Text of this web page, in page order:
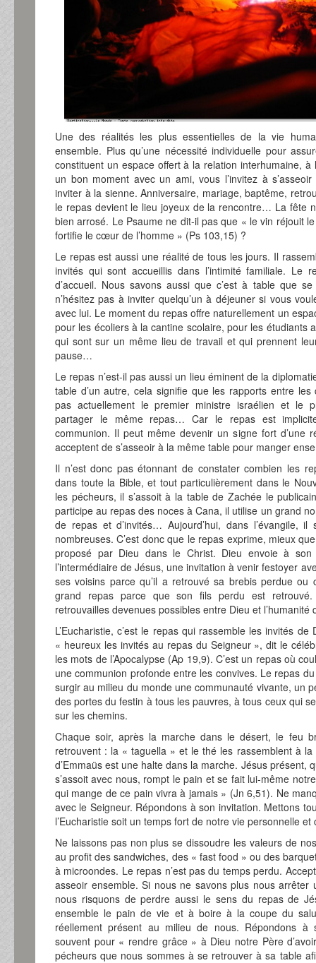
Une des réalités les plus essentielles de la vie
ensemble. Plus qu’une nécessité individuelle pour
constituent un espace offert à la relation interhumaine,
un bon moment avec un ami, vous l’invitez à
inviter à la sienne. Anniversaire, mariage, baptême,
le repas devient le lieu joyeux de la rencontre… La fête
bien arrosé. Le Psaume ne dit-il pas que « le vin réjouit
fortifie le cœur de l’homme » (Ps 103,15) ?
Le repas est aussi une réalité de tous les jours. Il
invités qui sont accueillis dans l’intimité familiale. Le
d’accueil. Nous savons aussi que c’est à table que
n’hésitez pas à inviter quelqu’un à déjeuner si vous
avec lui. Le moment du repas offre naturellement un
pour les écoliers à la cantine scolaire, pour les étudiants
qui sont sur un même lieu de travail et qui prennent
pause…
Le repas n’est-il pas aussi un lieu éminent de la
table d’un autre, cela signifie que les rapports entre
pas actuellement le premier ministre israélien et le
partager le même repas… Car le repas est
communion. Il peut même devenir un signe fort d’une
acceptent de s’asseoir à la même table pour manger
Il n’est donc pas étonnant de constater combien les
dans toute la Bible, et tout particulièrement dans le
les pécheurs, il s’assoit à la table de Zachée le
participe au repas des noces à Cana, il utilise un grand
de repas et d’invités… Aujourd’hui, dans l’évangile,
nombreuses. C’est donc que le repas exprime, mieux
proposé par Dieu dans le Christ. Dieu envoie à
l’intermédiaire de Jésus, une invitation à venir festoyer
ses voisins parce qu’il a retrouvé sa brebis perdue
grand repas parce que son fils perdu est retrouvé.
retrouvailles devenues possibles entre Dieu et l’humanité
L’Eucharistie, c’est le repas qui rassemble les invités
« heureux les invités au repas du Seigneur », dit le
les mots de l’Apocalypse (Ap 19,9). C’est un repas où
une communion profonde entre les convives. Le repas
surgir au milieu du monde une communauté vivante, un
des portes du festin à tous les pauvres, à tous ceux qui
sur les chemins.
Chaque soir, après la marche dans le désert, le feu
retrouvent : la « taguella » et le thé les rassemblent à
d’Emmaüs est une halte dans la marche. Jésus présent,
s’assoit avec nous, rompt le pain et se fait lui-même
qui mange de ce pain vivra à jamais » (Jn 6,51). Ne
avec le Seigneur. Répondons à son invitation. Mettons
l’Eucharistie soit un temps fort de notre vie personnelle
Ne laissons pas non plus se dissoudre les valeurs de
au profit des sandwiches, des « fast food » ou des
à microondes. Le repas n’est pas du temps perdu.
asseoir ensemble. Si nous ne savons plus nous arrêter
nous risquons de perdre aussi le sens du repas de
ensemble le pain de vie et à boire à la coupe du
réellement présent au milieu de nous. Répondons à
souvent pour « rendre grâce » à Dieu notre Père
pécheurs que nous sommes à se retrouver à sa table